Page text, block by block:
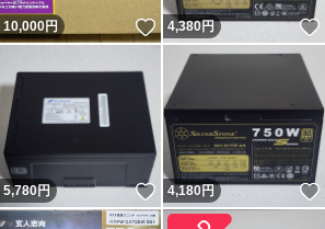
いいね！
10,000円 いいね！
4,380円
いいね！
5,780円 いいね！
4,180円